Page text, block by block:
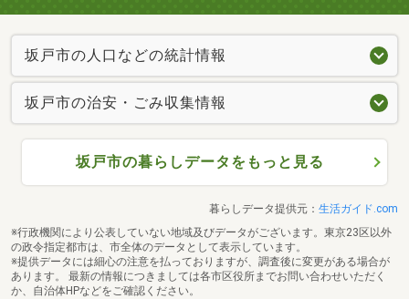
坂戸市の人口などの統計情報
坂戸市の治安・ごみ収集情報
坂戸市の暮らしデータをもっと見る
暮らしデータ提供元： 生活ガイド.com
※行政機関により公表していない地域及びデータがございます。東京23区以外
の政令指定都市は、市全体のデータとして表示しています。
※提供データには細心の注意を払っておりますが、調査後に変更がある場合が
あります。 最新の情報につきましては各市区役所までお問い合わせいただく
か、自治体HPなどをご確認ください。